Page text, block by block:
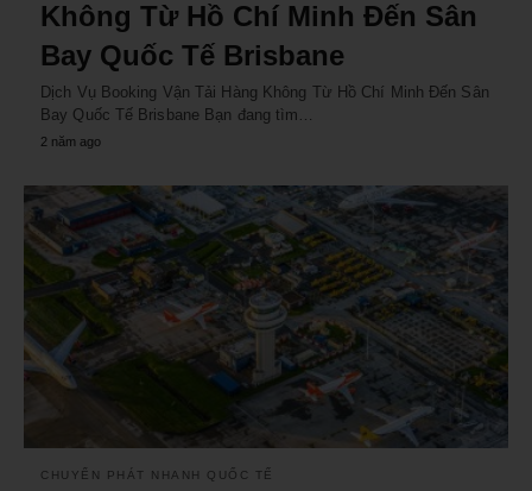
Không Từ Hồ Chí Minh Đến Sân
Bay Quốc Tế Brisbane
Dịch Vụ Booking Vận Tải Hàng Không Từ Hồ Chí Minh Đến Sân
Bay Quốc Tế Brisbane Bạn đang tìm…
2 năm ago
CHUYỂN PHÁT NHANH QUỐC TẾ